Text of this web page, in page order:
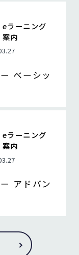
eラーニング
案内
ベーシッ
eラーニング
案内
アドバン